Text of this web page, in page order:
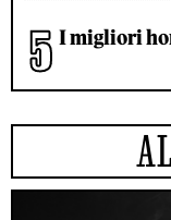
I migliori